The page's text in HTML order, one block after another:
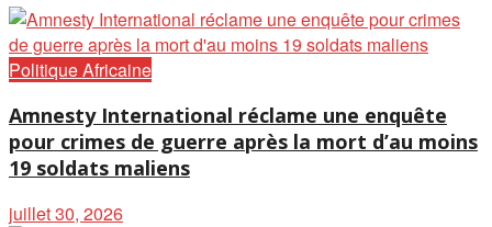
Politique Africaine
Amnesty International réclame une enquête
pour crimes de guerre après la mort d’au moins
19 soldats maliens
juillet 30, 2026